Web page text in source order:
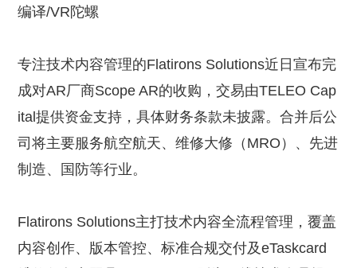
编译/VR陀螺
专注技术内容管理的Flatirons Solutions近日宣布完
成对AR厂商Scope AR的收购，交易由TELEO Cap
ital提供资金支持，具体财务条款未披露。合并后公
司将主要服务航空航天、维修大修（MRO）、先进
制造、国防等行业。
Flatirons Solutions主打技术内容全流程管理，覆盖
内容创作、版本管控、标准合规交付及eTaskcard